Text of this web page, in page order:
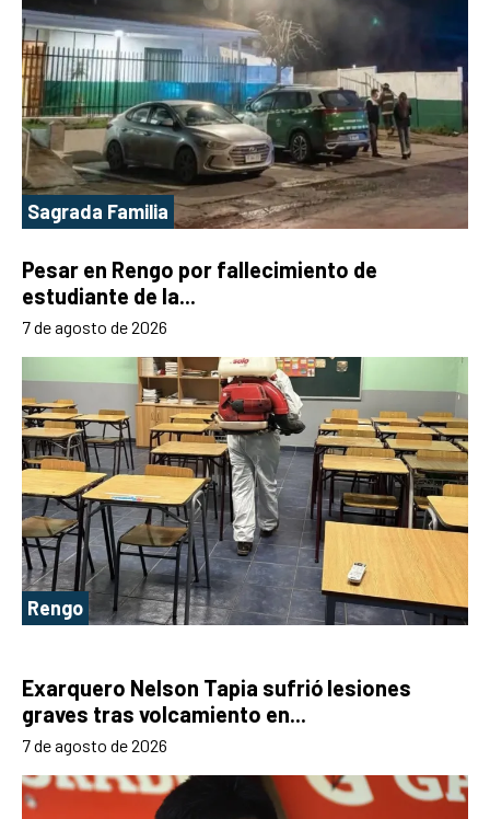
Sagrada Familia
Pesar en Rengo por fallecimiento de
estudiante de la...
7 de agosto de 2026
Rengo
Exarquero Nelson Tapia sufrió lesiones
graves tras volcamiento en...
7 de agosto de 2026